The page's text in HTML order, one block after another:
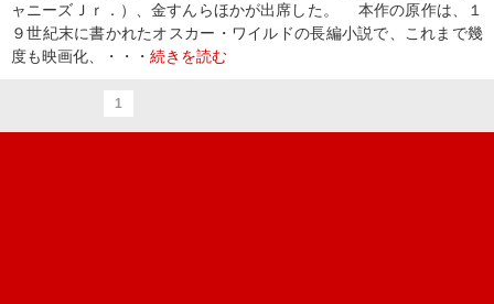
ャニーズＪｒ．）、金すんらほかが出席した。 本作の原作は、１
９世紀末に書かれたオスカー・ワイルドの長編小説で、これまで幾
度も映画化、・・・ 続きを読む
1